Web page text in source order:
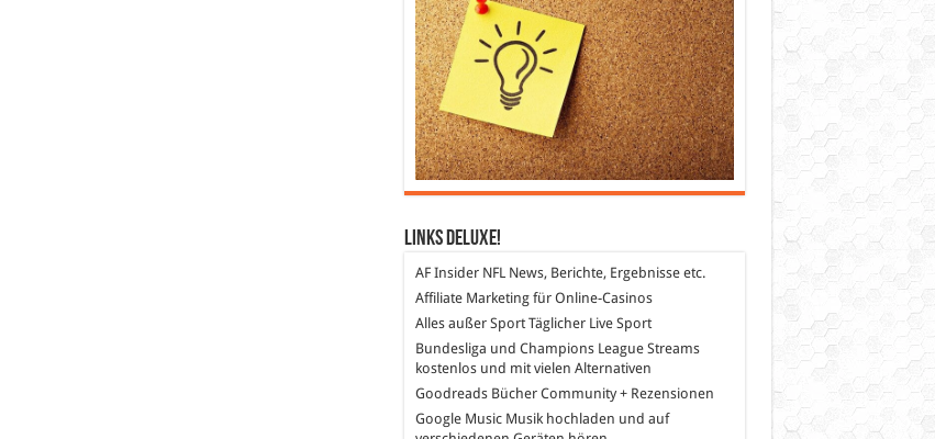
Links DeLuXe!
AF InsiderNFL News, Berichte, Ergebnisse etc.
Affiliate Marketingfür Online-Casinos
Alles außer SportTäglicher Live Sport
Bundesliga und Champions League Streams
kostenlos und mit vielen Alternativen
GoodreadsBücher Community + Rezensionen
Google MusicMusik hochladen und auf